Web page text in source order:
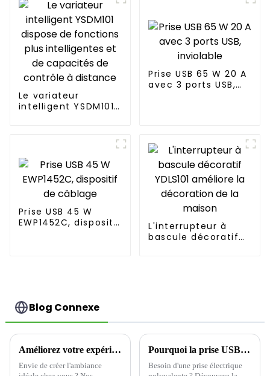
Le variateur
intelligent YSDM101
contrôle à distance
Prise USB 65 W 20 A
avec 3 ports USB,
Prise USB 45 W
EWP1452C, dispositif
L'interrupteur à
bascule décoratif
Blog Connexe
Améliorez votre expérience d'éclairage domestique avec des variateurs d'intensité
Envie de créer l'ambiance
Pourquoi la prise USB YOTI EWP1652C1A répond aux besoins des clients
Besoin d'une prise électrique